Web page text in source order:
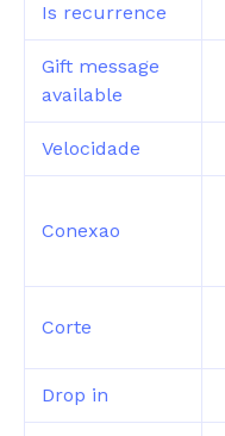
Is recurrence
Gift message
available
Velocidade
Conexao
Corte
Drop in